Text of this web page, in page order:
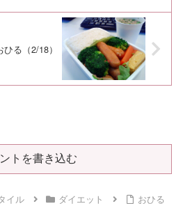
ひる（2/18）
トを書き込む
イル ダイエット
おひる